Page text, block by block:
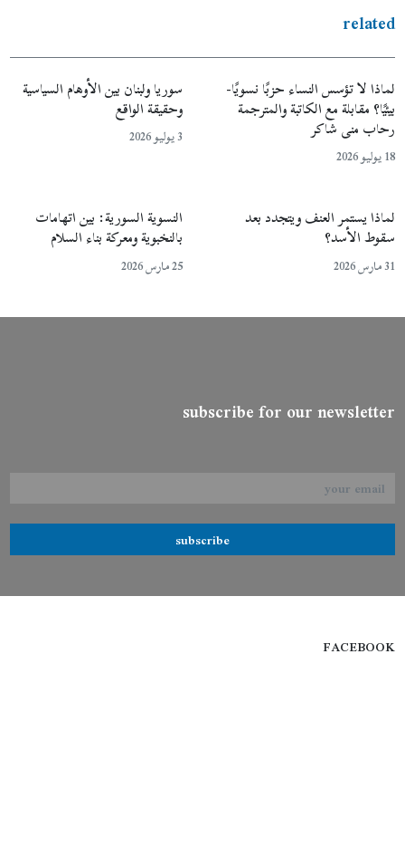
related
لماذا لا تؤسس النساء حزبًا نسويًا-
بيئيًا؟ مقابلة مع الكاتبة والمترجمة
رحاب منى شاكر
18 يوليو 2026
سوريا ولبنان بين الأوهام السياسية
وحقيقة الواقع
لماذا يستمر العنف ويتجدد بعد
سقوط الأسد؟
31 مارس 2026
النسوية السورية: بين اتهامات
بالنخبوية ومعركة بناء السلام
25 مارس 2026
subscribe for our newsletter
subscribe
FACEBOOK